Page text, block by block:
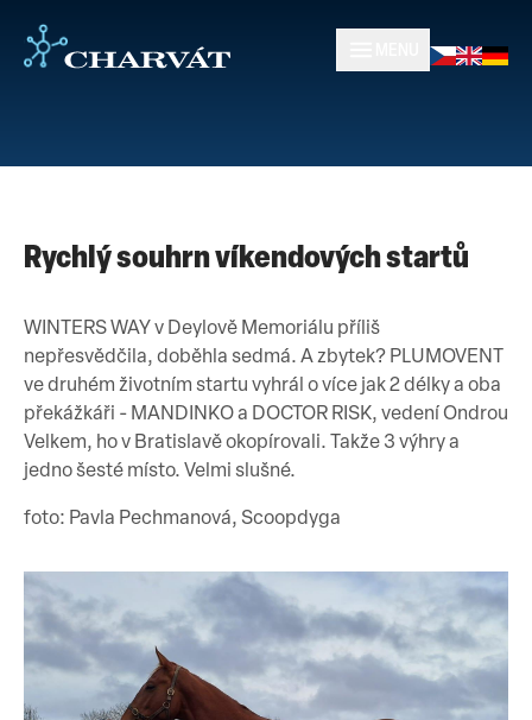
Rychlý souhrn víkendových startů
WINTERS WAY v Deylově Memoriálu příliš
nepřesvědčila, doběhla sedmá. A zbytek? PLUMOVENT
ve druhém životním startu vyhrál o více jak 2 délky a oba
překážkáři - MANDINKO a DOCTOR RISK, vedení Ondrou
Velkem, ho v Bratislavě okopírovali. Takže 3 výhry a
jedno šesté místo. Velmi slušné.
foto: Pavla Pechmanová, Scoopdyga